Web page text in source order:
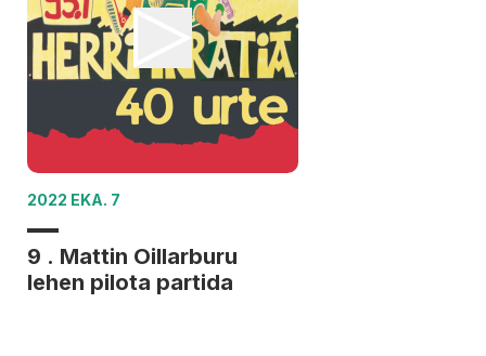
2022 EKA. 7
9 . Mattin Oillarburu
lehen pilota partida